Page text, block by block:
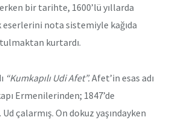
bir tarihte, 1600’lü yıllarda
nota sistemiyle kağıda
kurtardı.
“Kumkapılı Udi Afet”.Afet’in esas adı
Ermenilerinden; 1847’de
Ud çalarmış. On dokuz yaşındayken